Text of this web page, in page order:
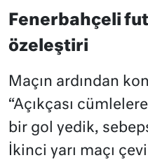
Fenerbahçeli
özeleştiri
Maçın ardından
“Açıkçası
bir gol yedik,
İkinci yarı maçı